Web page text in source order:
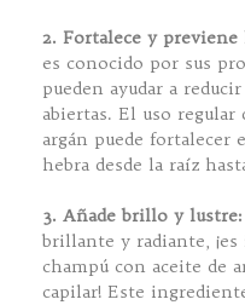
2. Fortalece y previene
es conocido por sus
pueden ayudar a
abiertas. El uso regular
argán puede fortalecer
hebra desde la raíz
3. Añade brillo y lustre:
brillante y radiante,
champú con aceite de
capilar! Este